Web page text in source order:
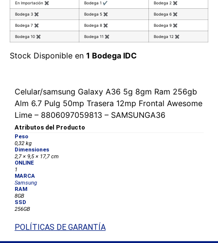
En Importación ✖ Bodega 1 ✔ Bodega 2 ✖
Bodega 3 ✖ Bodega 5 ✖ Bodega 6 ✖
Bodega 7 ✖ Bodega 8 ✖ Bodega 9 ✖
Bodega 10 ✖ Bodega 11 ✖ Bodega 12 ✖
Stock Disponible en 1 Bodega IDC
Celular/samsung Galaxy A36 5g 8gm Ram 256gb
Alm 6.7 Pulg 50mp Trasera 12mp Frontal Awesome
Lime – 8806097059813 – SAMSUNGA36
Atributos del Producto
Peso
0,32 kg
Dimensiones
2,7 × 9,5 × 17,7 cm
ONLINE
1
MARCA
Samsung
RAM
8GB
SSD
256GB
POLÍTICAS DE GARANTÍA